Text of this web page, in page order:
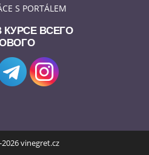
S PORTÁLEM
КУРСЕ ВСЕГО
vinegret.cz